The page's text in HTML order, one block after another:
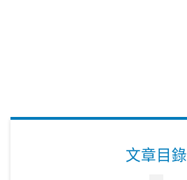
21個免費素材網站
文章目錄